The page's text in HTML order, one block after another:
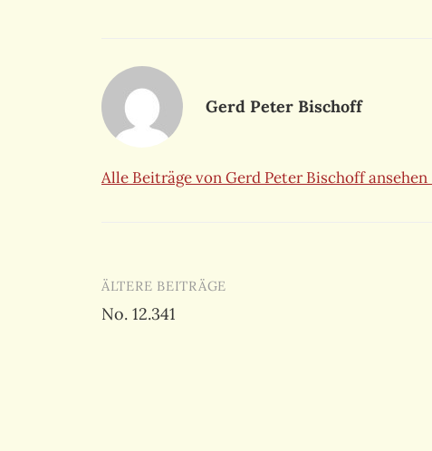
Gerd Peter Bischoff
Alle Beiträge von Gerd Peter Bischoff
Beitragsnavigation
ÄLTERE BEITRÄGE
No. 12.341